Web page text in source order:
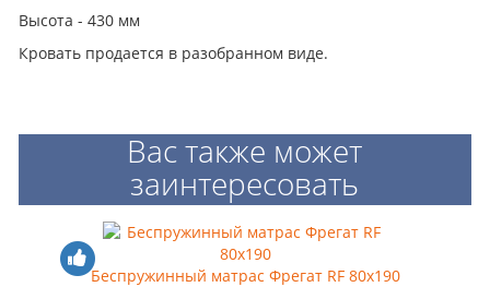
Высота - 430 мм
Кровать продается в разобранном виде.
Вас также может
заинтересовать
Беспружинный матрас Фрегат RF 80x190